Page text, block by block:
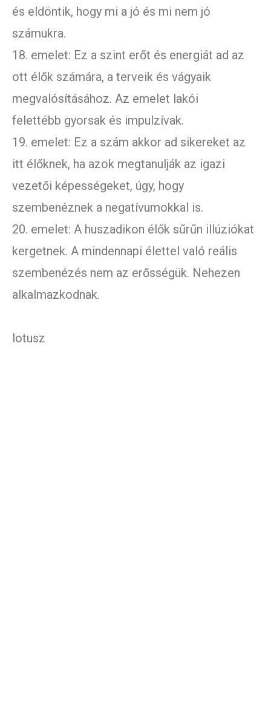
és eldöntik, hogy mi a jó és mi nem jó
számukra.
18. emelet: Ez a szint erőt és energiát ad az
ott élők számára, a terveik és vágyaik
megvalósításához. Az emelet lakói
felettébb gyorsak és impulzívak.
19. emelet: Ez a szám akkor ad sikereket az
itt élőknek, ha azok megtanulják az igazi
vezetői képességeket, úgy, hogy
szembenéznek a negatívumokkal is.
20. emelet: A huszadikon élők sűrűn illúziókat
kergetnek. A mindennapi élettel való reális
szembenézés nem az erősségük. Nehezen
alkalmazkodnak.
lotusz